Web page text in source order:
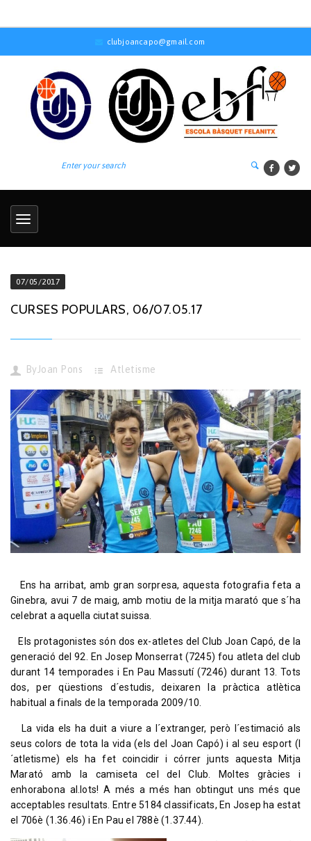
clubjoancapo@gmail.com
07/05/2017
CURSES POPULARS, 06/07.05.17
ByJoan Pons Atletisme
Ens ha arribat, amb gran sorpresa, aquesta fotografia feta a
Ginebra, avui 7 de maig, amb motiu de la mitja marató que s´ha
celebrat a aquella ciutat suissa.
Els protagonistes són dos ex-atletes del Club Joan Capó, de la
generació del 92. En Josep Monserrat (7245) fou atleta del club
durant 14 temporades i En Pau Massutí (7246) durant 13. Tots
dos, per qüestions d´estudis, deixaren la pràctica atlètica
habitual a finals de la temporada 2009/10.
La vida els ha duit a viure a l´extranger, però l´estimació als
seus colors de tota la vida (els del Joan Capó) i al seu esport (l
´atletisme) els ha fet coincidir i córrer junts aquesta Mitja
Marató amb la camiseta cel del Club. Moltes gràcies i
enhorabona al.lots! A més a més han obtingut uns més que
acceptables resultats. Entre 5184 classificats, En Josep ha estat
el 706è (1.36.46) i En Pau el 788è (1.37.44).